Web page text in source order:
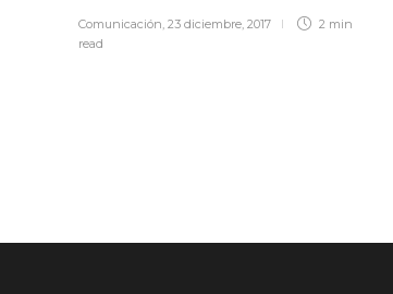
Comunicación, 23 diciembre, 2017
2 min
read